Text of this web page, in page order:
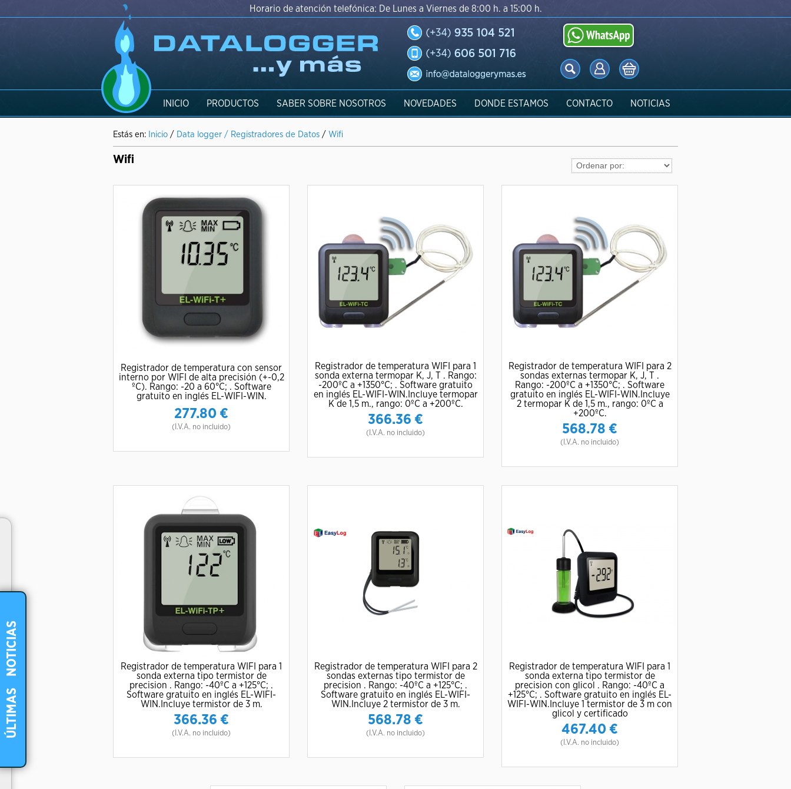
Horario de atención telefónica: De Lunes a Viernes de 8:00 h. a 15:00 h.
INICIO PRODUCTOS SABER SOBRE NOSOTROS NOVEDADES DONDE ESTAMOS CONTACTO NOTICIAS
Estás en: Inicio / Data logger / Registradores de Datos / Wifi
Wifi
Registrador de temperatura con sensor
interno por WIFI de alta precisión (+-0,2
ºC). Rango: -20 a 60°C; . Software
gratuito en inglés EL-WIFI-WIN.
277.80 €
(I.V.A. no incluido)
Registrador de temperatura WIFI para 1
sonda externa termopar K, J, T . Rango:
-200ºC a +1350°C; . Software gratuito
en inglés EL-WIFI-WIN.Incluye termopar
K de 1,5 m., rango: 0ºC a +200ºC.
366.36 €
(I.V.A. no incluido)
Registrador de temperatura WIFI para 2
sondas externas termopar K, J, T .
Rango: -200ºC a +1350°C; . Software
gratuito en inglés EL-WIFI-WIN.Incluye
2 termopar K de 1,5 m., rango: 0ºC a
+200ºC.
568.78 €
(I.V.A. no incluido)
Registrador de temperatura WIFI para 1
sonda externa tipo termistor de
precision . Rango: -40ºC a +125°C; .
Software gratuito en inglés EL-WIFI-
WIN.Incluye termistor de 3 m.
366.36 €
(I.V.A. no incluido)
Registrador de temperatura WIFI para 2
sondas externas tipo termistor de
precision . Rango: -40ºC a +125°C; .
Software gratuito en inglés EL-WIFI-
WIN.Incluye 2 termistor de 3 m.
568.78 €
(I.V.A. no incluido)
Registrador de temperatura WIFI para 1
sonda externa tipo termistor de
precision con glicol . Rango: -40ºC a
+125°C; . Software gratuito en inglés EL-
WIFI-WIN.Incluye 1 termistor de 3 m con
glicol y certificado
467.40 €
(I.V.A. no incluido)
ÚLTIMAS
NOTICIAS